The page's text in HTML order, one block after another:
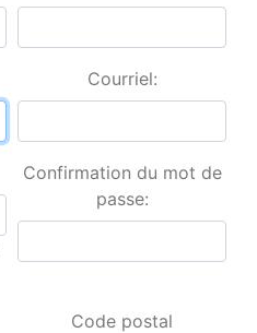
Courriel:
Confirmation du mot de
passe:
Code postal